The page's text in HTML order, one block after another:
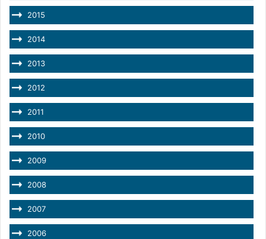
2015
2014
2013
2012
2011
2010
2009
2008
2007
2006